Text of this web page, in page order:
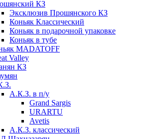
КЗ
Эксклюзив Прошянского КЗ
Коньяк Классический
Коньяк в подарочной упаковке
Коньяк в тубе
MADATOFF
Valley
КЗ
А.К.З. в п/у
Grand Sargis
URARTU
Avetis
А.К.З. классический